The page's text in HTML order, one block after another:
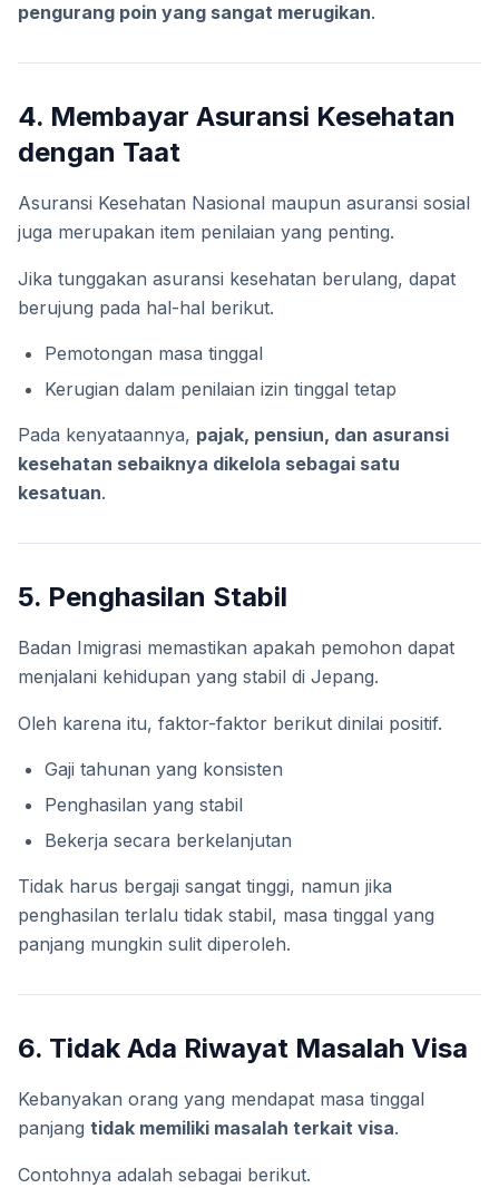
pengurang poin yang sangat merugikan.
4. Membayar Asuransi Kesehatan
dengan Taat
Asuransi Kesehatan Nasional maupun asuransi sosial
juga merupakan item penilaian yang penting.
Jika tunggakan asuransi kesehatan berulang, dapat
berujung pada hal-hal berikut.
Pemotongan masa tinggal
Kerugian dalam penilaian izin tinggal tetap
Pada kenyataannya, pajak, pensiun, dan asuransi
kesehatan sebaiknya dikelola sebagai satu
kesatuan.
5. Penghasilan Stabil
Badan Imigrasi memastikan apakah pemohon dapat
menjalani kehidupan yang stabil di Jepang.
Oleh karena itu, faktor-faktor berikut dinilai positif.
Gaji tahunan yang konsisten
Penghasilan yang stabil
Bekerja secara berkelanjutan
Tidak harus bergaji sangat tinggi, namun jika
penghasilan terlalu tidak stabil, masa tinggal yang
panjang mungkin sulit diperoleh.
6. Tidak Ada Riwayat Masalah Visa
Kebanyakan orang yang mendapat masa tinggal
panjang tidak memiliki masalah terkait visa.
Contohnya adalah sebagai berikut.